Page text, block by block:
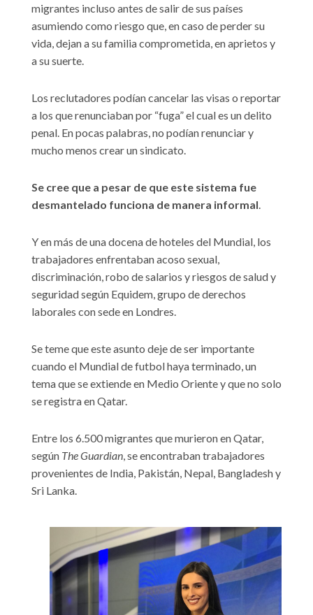
migrantes incluso antes de salir de sus países
asumiendo como riesgo que, en caso de perder su
vida, dejan a su familia comprometida, en aprietos y
a su suerte.
Los reclutadores podían cancelar las visas o reportar
a los que renunciaban por “fuga” el cual es un delito
penal. En pocas palabras, no podían renunciar y
mucho menos crear un sindicato.
Se cree que a pesar de que este sistema fue
desmantelado funciona de manera informal
Y en más de una docena de hoteles del Mundial, los
trabajadores enfrentaban acoso sexual,
discriminación, robo de salarios y riesgos de salud y
seguridad según Equidem, grupo de derechos
laborales con sede en Londres.
Se teme que este asunto deje de ser importante
cuando el Mundial de futbol haya terminado, un
tema que se extiende en Medio Oriente y que no solo
se registra en Qatar.
Entre los 6.500 migrantes que murieron en Qatar,
según The Guardian , se encontraban trabajadores
provenientes de India, Pakistán, Nepal, Bangladesh y
Sri Lanka.